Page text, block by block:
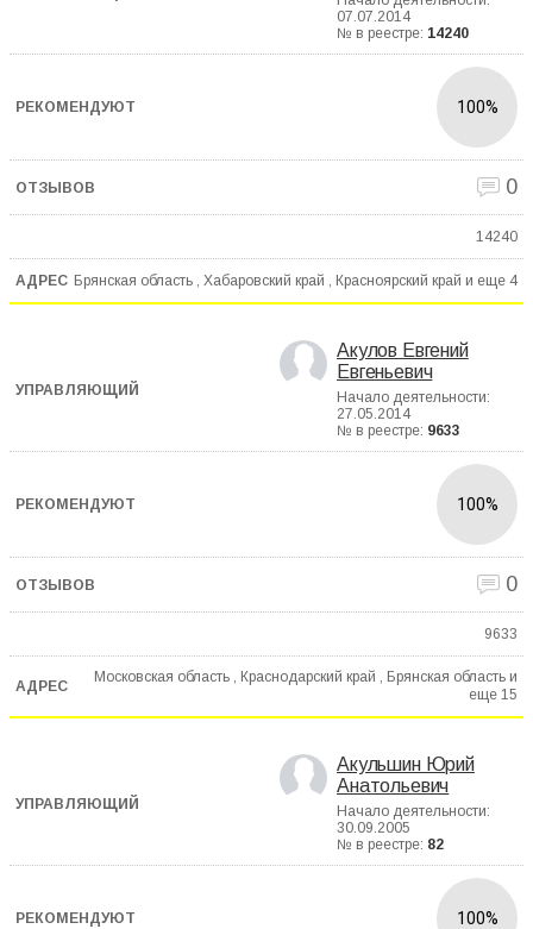
07.07.2014
№ в реестре: 14240
100%
0
14240
Брянская область , Хабаровский край , Красноярский край и еще 4
Акулов Евгений
Евгеньевич
Начало деятельности:
27.05.2014
№ в реестре: 9633
100%
0
9633
Московская область , Краснодарский край , Брянская область и
еще 15
Акульшин Юрий
Анатольевич
Начало деятельности:
30.09.2005
№ в реестре: 82
100%